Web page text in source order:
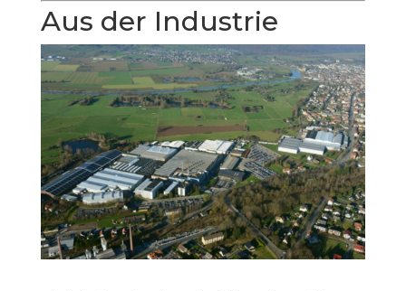
Aus der Industrie